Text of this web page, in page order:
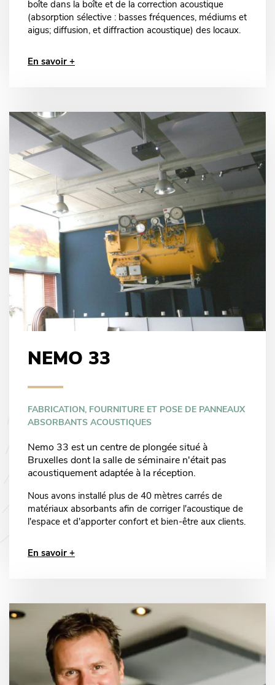
boîte dans la boîte et de la correction acoustique
(absorption sélective : basses fréquences, médiums et
aigus; diffusion, et diffraction acoustique) des locaux.
En savoir +
NEMO 33
FABRICATION, FOURNITURE ET POSE DE PANNEAUX
ABSORBANTS ACOUSTIQUES
Nemo 33 est un centre de plongée situé à
Bruxelles dont la salle de séminaire n'était pas
acoustiquement adaptée à la réception.
Nous avons installé plus de 40 mètres carrés de
matériaux absorbants afin de corriger l'acoustique de
l'espace et d'apporter confort et bien-être aux clients.
En savoir +